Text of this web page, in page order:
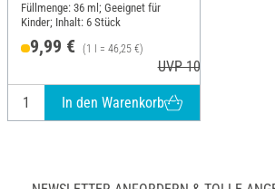
Füllmenge: 36 ml; Geeignet für
Kinder; Inhalt: 6 Stück
9,99 € (1 l = 46,25 €)
UVP 10,89 €
In den Warenkorb